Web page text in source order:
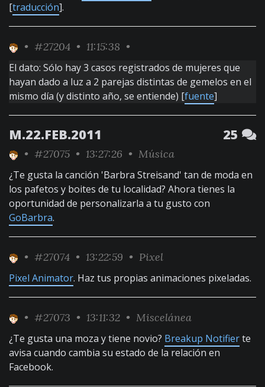
[traducción].
• #27204 • 11:15:38 •
El dato: Sólo hay 3 casos registrados de mujeres que
hayan dado a luz a 2 parejas distintas de gemelos en el
mismo día (y distinto año, se entiende) [fuente]
M.22.FEB.2011 25
• #27075 • 13:27:26 • Música
¿Te gusta la canción 'Barbra Streisand' tan de moda en
los pafetos y boites de tu localidad? Ahora tienes la
oportunidad de personalizarla a tu gusto con
GoBarbra.
• #27074 • 13:22:59 • Pixel
Pixel Animator. Haz tus propias animaciones pixeladas.
• #27073 • 13:11:32 • Miscelánea
¿Te gusta una moza y tiene novio? Breakup Notifierte
avisa cuando cambia su estado de la relación en
Facebook.